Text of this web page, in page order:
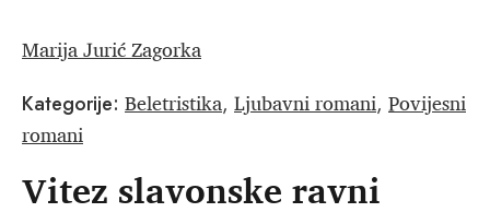
Marija Jurić Zagorka
Kategorije: Beletristika, Ljubavni romani, Povijesni
romani
Vitez slavonske ravni